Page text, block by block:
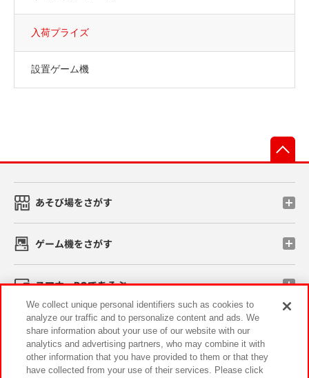
入荷プライズ
設置ゲーム機
あそび場をさがす
ゲーム機をさがす
スマホ・PCであそぶ
イベント・キャンペーン
We collect unique personal identifiers such as cookies to
analyze our traffic and to personalize content and ads. We
share information about your use of our website with our
analytics and advertising partners, who may combine it with
other information that you have provided to them or that they
have collected from your use of their services. Please click